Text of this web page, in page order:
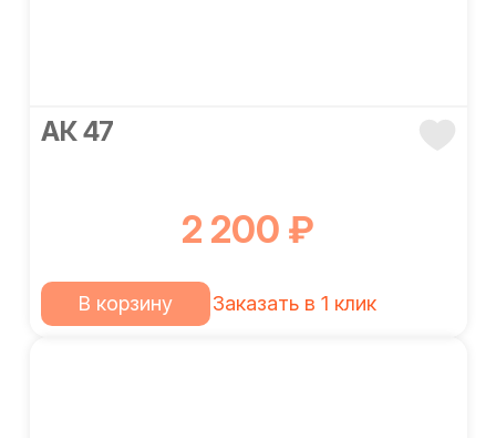
АК 47
2 200 ₽
В корзину Заказать в 1 клик